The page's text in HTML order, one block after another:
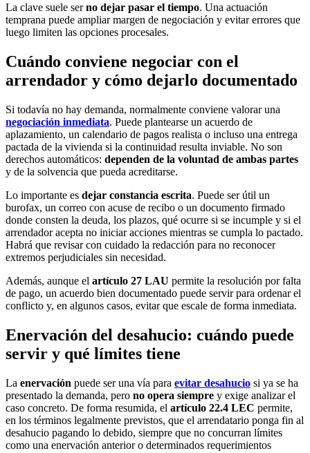
La clave suele serno dejar pasar el tiempo. Una actuación
temprana puede ampliar margen de negociación y evitar errores que
luego limiten las opciones procesales.
Cuándo conviene negociar con el
arrendador y cómo dejarlo documentado
Si todavía no hay demanda, normalmente conviene valorar una
negociación inmediata. Puede plantearse un acuerdo de
aplazamiento, un calendario de pagos realista o incluso una entrega
pactada de la vivienda si la continuidad resulta inviable. No son
derechos automáticos: dependen de la voluntad de ambas partes
y de la solvencia que pueda acreditarse.
Lo importante es dejar constancia escrita. Puede ser útil un
burofax, un correo con acuse de recibo o un documento firmado
donde consten la deuda, los plazos, qué ocurre si se incumple y si el
arrendador acepta no iniciar acciones mientras se cumpla lo pactado.
Habrá que revisar con cuidado la redacción para no reconocer
extremos perjudiciales sin necesidad.
Además, aunque el artículo 27 LAU permite la resolución por falta
de pago, un acuerdo bien documentado puede servir para ordenar el
conflicto y, en algunos casos, evitar que escale de forma inmediata.
Enervación del desahucio: cuándo puede
servir y qué límites tiene
La enervación puede ser una vía para evitar desahucio si ya se ha
presentado la demanda, pero no opera siempre y exige analizar el
caso concreto. De forma resumida, el artículo 22.4 LEC permite,
en los términos legalmente previstos, que el arrendatario ponga fin al
desahucio pagando lo debido, siempre que no concurran límites
como una enervación anterior o determinados requerimientos